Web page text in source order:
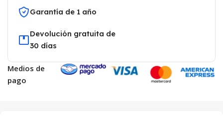
Garantía de 1 año
Devolución gratuita de
30 días
Medios de
pago